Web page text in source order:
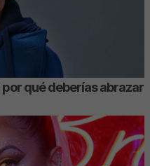
por qué deberías abrazar